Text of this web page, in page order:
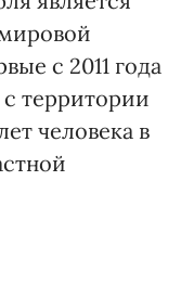
с 2011 года
территории
человека в